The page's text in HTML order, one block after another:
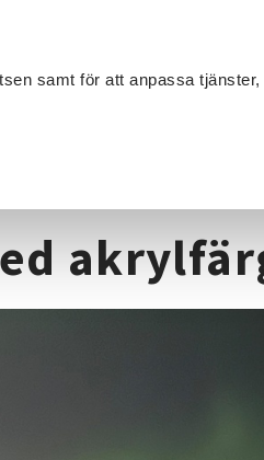
samt för att anpassa